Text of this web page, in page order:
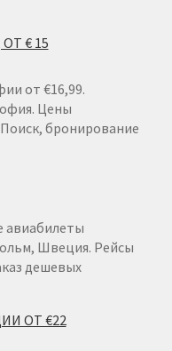
€ 15
от €16,99.
Цены
бронирование
авиабилеты
Швеция. Рейсы
дешевых
ОТ €22